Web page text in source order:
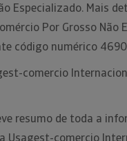
Especializado. Mais
Por Grosso Não
código numérico
comercio
resumo de toda a
Usagest-comercio